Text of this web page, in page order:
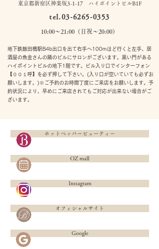
東京都新宿区神楽坂3-1-17 ハイポイントビルB1F
tel.03-6265-0353
10:00〜21:00（日祝〜20:00）
地下鉄飯田橋駅B4b出口を出て右手へ100mほど行くと左手、居
酒屋の魚金さんの隣のビルにサロンがございます。黒い門がある
ハイポイントビルの地下1階です。ビル入り口でインターフォン
【００１呼】を必ず押して下さい。(入り口が空いていても必ずお
願いします。)※ご予約のお時間丁度にご来店をお願いします。予
約状況により、早めにご来店されてもご対応が出来ない場合がご
ざいます。
ホットペッパービューティー
OZ mall
Instagram
オフィシャルサイト
Google